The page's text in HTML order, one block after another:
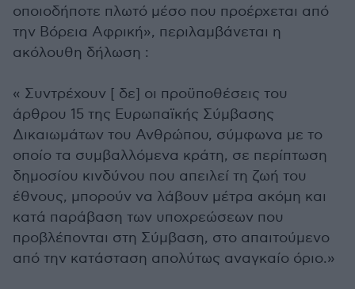
οποιοδήποτε πλωτό μέσο που προέρχεται από
την Βόρεια Αφρική», περιλαμβάνεται η
ακόλουθη δήλωση :
« Συντρέχουν [ δε] οι προϋποθέσεις του
άρθρου 15 της Ευρωπαϊκής Σύμβασης
Δικαιωμάτων του Ανθρώπου, σύμφωνα με το
οποίο τα συμβαλλόμενα κράτη, σε περίπτωση
δημοσίου κινδύνου που απειλεί τη ζωή του
έθνους, μπορούν να λάβουν μέτρα ακόμη και
κατά παράβαση των υποχρεώσεων που
προβλέπονται στη Σύμβαση, στο απαιτούμενο
από την κατάσταση απολύτως αναγκαίο όριο.»